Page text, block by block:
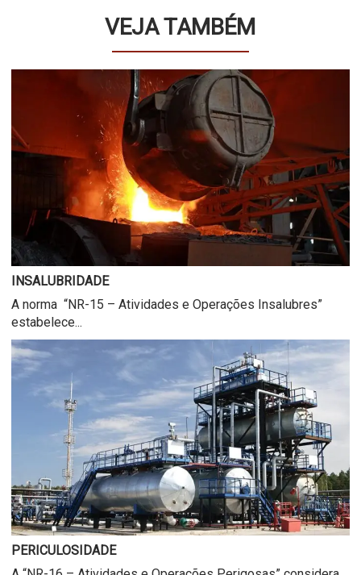
VEJA TAMBÉM
INSALUBRIDADE
A norma “NR-15 – Atividades e Operações Insalubres”
estabelece...
PERICULOSIDADE